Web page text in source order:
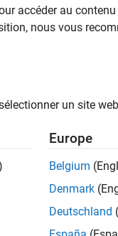
Personal
accéder au
nous vous
un site
Europe
Belgium
Denmark
Deutschland